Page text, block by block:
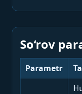
So‘rov
Parametr